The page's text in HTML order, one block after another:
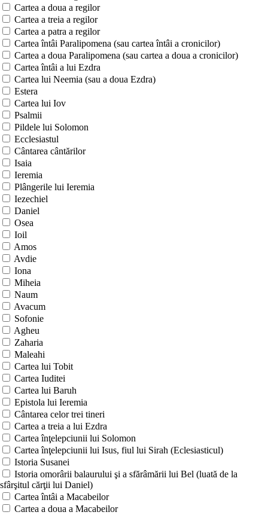
Cartea a doua a regilor
Cartea a treia a regilor
Cartea a patra a regilor
Cartea întâi Paralipomena (sau cartea întâi a cronicilor)
Cartea a doua Paralipomena (sau cartea a doua a cronicilor)
Cartea întâi a lui Ezdra
Cartea lui Neemia (sau a doua Ezdra)
Estera
Cartea lui Iov
Psalmii
Pildele lui Solomon
Ecclesiastul
Cântarea cântărilor
Isaia
Ieremia
Plângerile lui Ieremia
Iezechiel
Daniel
Osea
Ioil
Amos
Avdie
Iona
Miheia
Naum
Avacum
Sofonie
Agheu
Zaharia
Maleahi
Cartea lui Tobit
Cartea Iuditei
Cartea lui Baruh
Epistola lui Ieremia
Cântarea celor trei tineri
Cartea a treia a lui Ezdra
Cartea înţelepciunii lui Solomon
Cartea înţelepciunii lui Isus, fiul lui Sirah (Eclesiasticul)
Istoria Susanei
Istoria omorârii balaurului şi a sfărâmării lui Bel (luată de la
sfârşitul cărţii lui Daniel)
Cartea întâi a Macabeilor
Cartea a doua a Macabeilor